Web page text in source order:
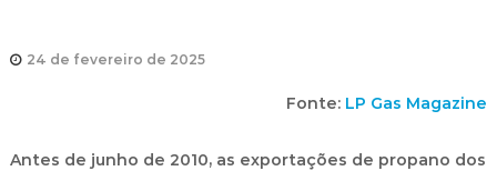
24 de fevereiro de 2025
Fonte: LP Gas Magazine
Antes de junho de 2010, as exportações de propano dos